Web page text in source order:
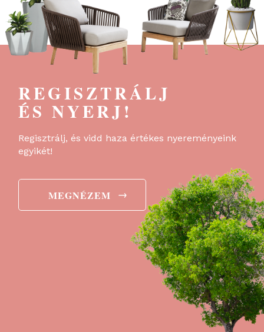
REGISZTRÁLJ
ÉS NYERJ!
Regisztrálj, és vidd haza értékes nyereményeink
egyikét!
MEGNÉZEM →